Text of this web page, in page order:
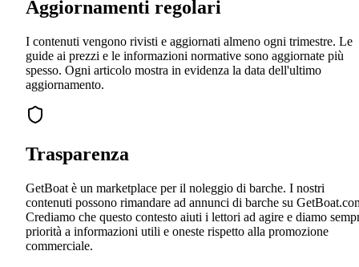
Aggiornamenti regolari
I contenuti vengono rivisti e aggiornati almeno ogni trimestre. Le
guide ai prezzi e le informazioni normative sono aggiornate più
spesso. Ogni articolo mostra in evidenza la data dell'ultimo
aggiornamento.
Trasparenza
GetBoat è un marketplace per il noleggio di barche. I nostri
contenuti possono rimandare ad annunci di barche su
Crediamo che questo contesto aiuti i lettori ad agire e diamo
priorità a informazioni utili e oneste rispetto alla promozione
commerciale.